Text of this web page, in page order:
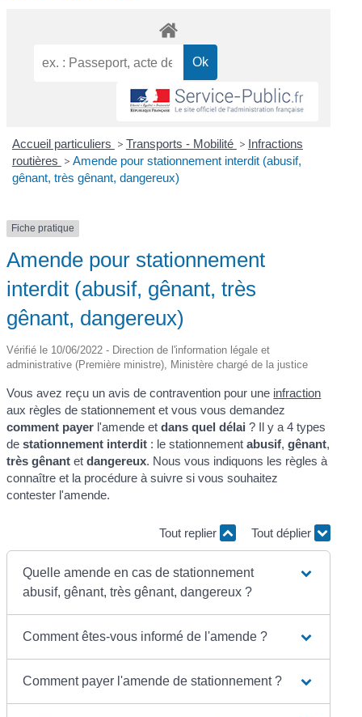
Accueil particuliers > Transports - Mobilité > Infractions
routières > Amende pour stationnement interdit (abusif,
gênant, très gênant, dangereux)
Fiche pratique
Amende pour stationnement
interdit (abusif, gênant, très
gênant, dangereux)
Vérifié le 10/06/2022 - Direction de l'information légale et
administrative (Première ministre), Ministère chargé de la justice
Vous avez reçu un avis de contravention pour une infraction
aux règles de stationnement et vous vous demandez
comment payer l'amende et dans quel délai ? Il y a 4 types
destationnement interdit : le stationnementabusif,gênant,
très gênant etdangereux. Nous vous indiquons les règles à
connaître et la procédure à suivre si vous souhaitez
contester l'amende.
Tout replier Tout déplier
Quelle amende en cas de stationnement
abusif, gênant, très gênant, dangereux ?
Comment êtes-vous informé de l'amende ?
Comment payer l'amende de stationnement ?